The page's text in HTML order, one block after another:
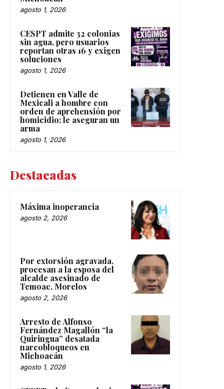
agosto 1, 2026
CESPT admite 32 colonias
sin agua, pero usuarios
reportan otras 16 y exigen
soluciones
agosto 1, 2026
Detienen en Valle de
Mexicali a hombre con
orden de aprehensión por
homicidio; le aseguran un
arma
agosto 1, 2026
Destacadas
Máxima inoperancia
agosto 2, 2026
Por extorsión agravada,
procesan a la esposa del
alcalde asesinado de
Temoac, Morelos
agosto 2, 2026
Arresto de Alfonso
Fernández Magallón “la
Quiringua” desatada
narcobloqueos en
Michoacán
agosto 1, 2026